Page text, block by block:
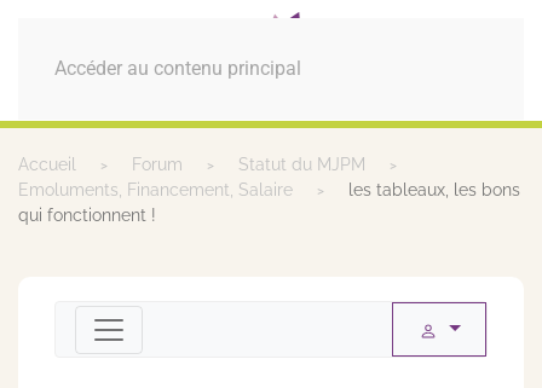
Accéder au contenu principal
MENU
Accueil Forum
Statut du MJPM
Emoluments, Financement, Salaire
les tableaux, les bons
qui fonctionnent !